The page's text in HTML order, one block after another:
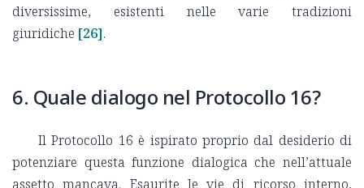
diversissime, esistenti nelle varie tradizioni
giuridiche [26].
6. Quale dialogo nel Protocollo 16?
Il Protocollo 16 è ispirato proprio dal desiderio di
potenziare questa funzione dialogica che nell’attuale
assetto mancava. Esaurite le vie di ricorso interno,